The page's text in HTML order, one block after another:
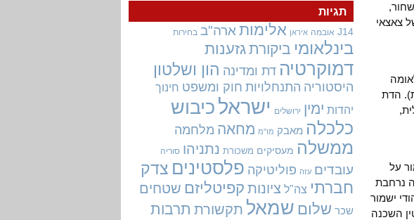
צאצאי
הדת
על
נרחבת
ישמור
השכנה
תגיות
J14 אובמה איראן אלימות ארה"ב בחירות
בינלאומי ביקורתגזענות
דמוקרטיה דת ומדינה הון ושלטון
היסטוריה התנחלויות חוק ומשפט חינוך
יהדות ימין ירושלים ישראל כיבוש
כלכלה מאבק מו"מ מחאה מלחמה
ממשלה מעסיקים משכורת נתניהו סוריה
עובדים עזה פוליטיקה פלסטינים צדק
חברתי צה"ל ציונות קפיטליזם שטחים
שכר שלום שמאל תקשורת תרבות